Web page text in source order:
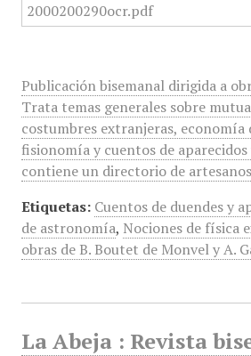
Publicación bisemanal dirigida a
Trata temas generales sobre
costumbres extranjeras, economía
fisionomía y cuentos de aparecidos
contiene un directorio de
Etiquetas: Cuentos de duendes y
de astronomía, Nociones de física
obras de B. Boutet de Monvel y A.
La Abeja : Revista